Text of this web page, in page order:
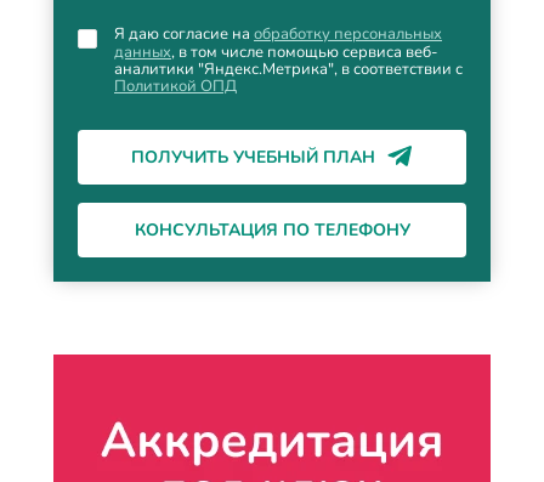
Я даю согласие на обработку персональных
данных, в том числе помощью сервиса веб-
аналитики "Яндекс.Метрика", в соответствии с
Политикой ОПД
ПОЛУЧИТЬ УЧЕБНЫЙ ПЛАН
КОНСУЛЬТАЦИЯ ПО ТЕЛЕФОНУ